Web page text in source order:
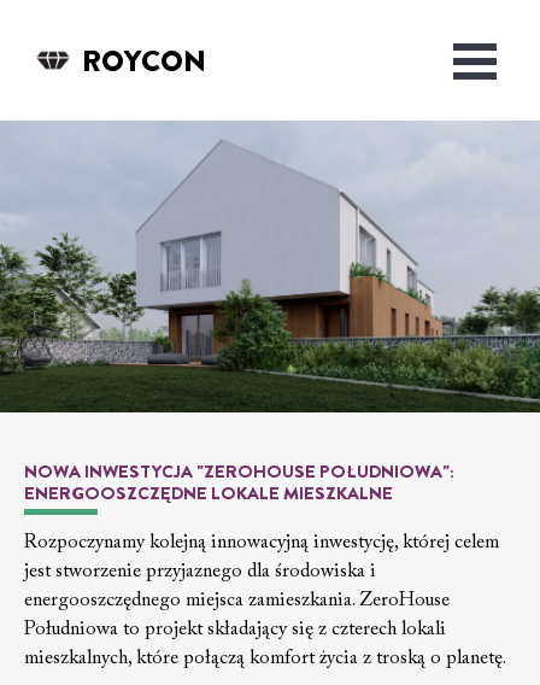
ROYCON
NOWA INWESTYCJA "ZEROHOUSE POŁUDNIOWA":
ENERGOOSZCZĘDNE LOKALE MIESZKALNE
Rozpoczynamy kolejną innowacyjną inwestycję, której celem
jest stworzenie przyjaznego dla środowiska i
energooszczędnego miejsca zamieszkania. ZeroHouse
Południowa to projekt składający się z czterech lokali
mieszkalnych, które połączą komfort życia z troską o planetę.